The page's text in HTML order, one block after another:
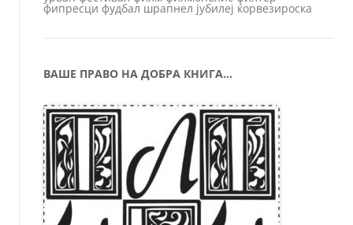
фипресци фудбал шрапнел јубилеј ќорвезироска
ВАШЕ ПРАВО НА ДОБРА КНИГА…